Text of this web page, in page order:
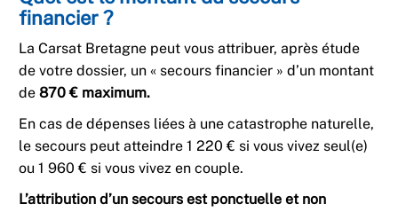
financier ?
La Carsat Bretagne peut vous attribuer, après étude
de votre dossier, un « secours financier » d’un montant
de 870 € maximum.
En cas de dépenses liées à une catastrophe naturelle,
le secours peut atteindre 1 220 € si vous vivez seul(e)
ou 1 960 € si vous vivez en couple.
L’attribution d’un secours est ponctuelle et non